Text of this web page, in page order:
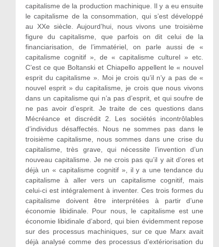
capitalisme de la production machinique. Il y a eu ensuite
le capitalisme de la consommation, qui s’est développé
au XXe siècle. Aujourd’hui, nous vivons une troisième
figure du capitalisme, que parfois on dit celui de la
financiarisation, de l’immatériel, on parle aussi de «
capitalisme cognitif », de « capitalisme culturel » etc.
C’est ce que Boltanski et Chiapello appellent le « nouvel
esprit du capitalisme ». Moi je crois qu’il n’y a pas de «
nouvel esprit » du capitalisme, je crois que nous vivons
dans un capitalisme qui n’a pas d’esprit, et qui soufre de
ne pas avoir d’esprit. Je traite de ces questions dans
Mécréance et discrédit 2. Les sociétés incontrôlables
d’individus désaffectés. Nous ne sommes pas dans le
troisième capitalisme, nous sommes dans une crise du
capitalisme, très grave, qui nécessite l’invention d’un
nouveau capitalisme. Je ne crois pas qu’il y ait d’ores et
déjà un « capitalisme cognitif », il y a une tendance du
capitalisme à aller vers un capitalisme cognitif, mais
celui-ci est intégralement à inventer. Ces trois formes du
capitalisme doivent être interprétées à partir d’une
économie libidinale. Pour nous, le capitalisme est une
économie libidinale d’abord, qui bien évidemment repose
sur des processus machiniques, sur ce que Marx avait
déjà analysé comme des processus d’extériorisation du